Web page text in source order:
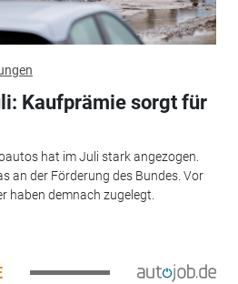
Kaufprämie sorgt für
hat im Juli stark angezogen.
an der Förderung des Bundes. Vor
haben demnach zugelegt.